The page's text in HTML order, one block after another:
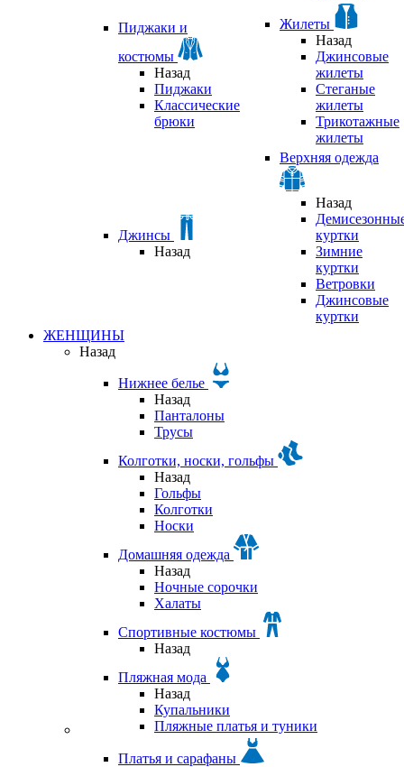
Пиджаки и
костюмы
Назад
Пиджаки
Классические
брюки
Жилеты
Назад
Джинсовые
жилеты
Стеганые
жилеты
Трикотажные
жилеты
Джинсы
Назад
Верхняя одежда
Назад
куртки
Зимние
куртки
Ветровки
Джинсовые
куртки
ЖЕНЩИНЫ
Назад
Нижнее белье
Назад
Панталоны
Трусы
Колготки, носки, гольфы
Назад
Гольфы
Колготки
Носки
Домашняя одежда
Назад
Ночные сорочки
Халаты
Спортивные костюмы
Назад
Пляжная мода
Назад
Купальники
Пляжные платья и туники
Платья и сарафаны